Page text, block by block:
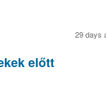
29 days
előtt